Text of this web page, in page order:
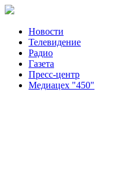
Новости
Телевидение
Радио
Газета
Пресс-центр
Медиацех "450"